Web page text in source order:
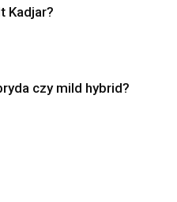
Kadjar?
czy mild hybrid?